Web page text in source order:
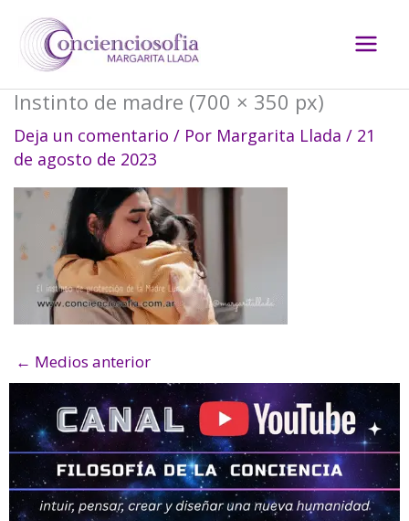
contenido
Instinto de madre (700 × 350 px)
Deja un comentario / Por Margarita Llada / 21
de agosto de 2023
← Medios anterior